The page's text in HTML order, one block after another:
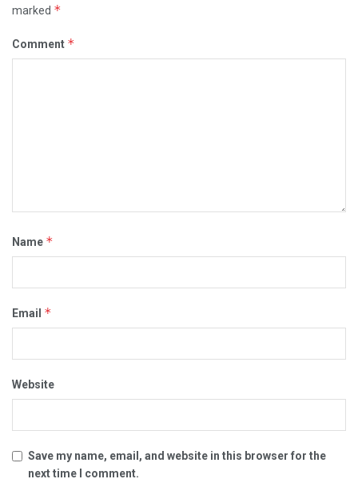
marked *
Comment *
Name *
Email *
Website
Save my name, email, and website in this browser for the
next time I comment.